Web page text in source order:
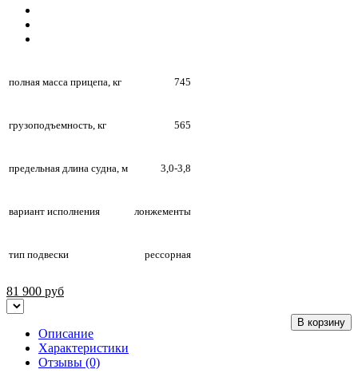
полная масса прицепа, кг 745
грузоподъемность, кг 565
предельная длина судна, м 3,0-3,8
вариант исполнения лонжементы
тип подвески рессорная
81 900 руб
В корзину
Описание
Характеристики
Отзывы (0)